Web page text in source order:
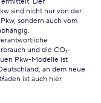
sind nicht nur von der
sondern auch vom
und die CO₂-
Pkw-Modelle ist
an dem neue
ist auch hier